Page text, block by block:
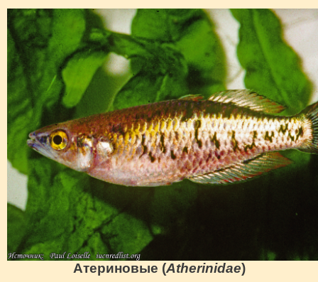
Атериновые (Atherinidae)